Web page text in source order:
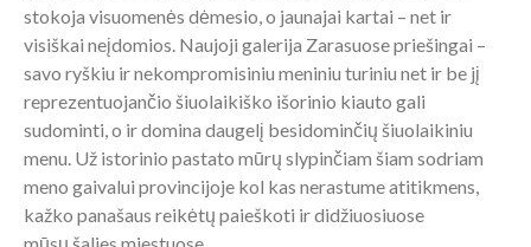
stokoja visuomenės dėmesio, o jaunajai kartai – net ir
visiškai neįdomios. Naujoji galerija Zarasuose priešingai –
savo ryškiu ir nekompromisiniu meniniu turiniu net ir be jį
reprezentuojančio šiuolaikiško išorinio kiauto gali
sudominti, o ir domina daugelį besidominčių šiuolaikiniu
menu. Už istorinio pastato mūrų slypinčiam šiam sodriam
meno gaivalui provincijoje kol kas nerastume atitikmens,
kažko panašaus reikėtų paieškoti ir didžiuosiuose